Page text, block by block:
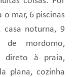
o mar, 6 piscinas
casa noturna, 9
de mordomo,
direto à praia,
plana, cozinha